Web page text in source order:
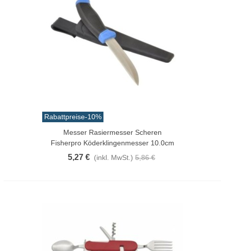
Rabattpreise-10%
Messer Rasiermesser Scheren
Fisherpro Köderklingenmesser 10.0cm
5,27 € (inkl. MwSt.) 5,86 €